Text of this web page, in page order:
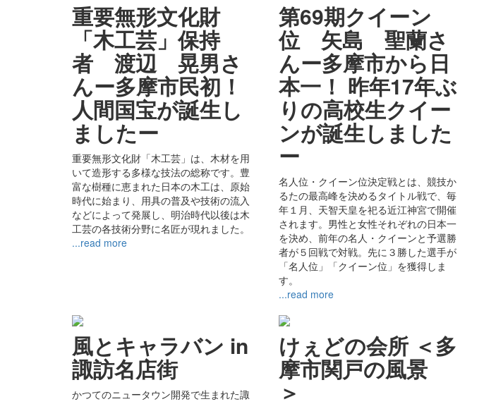
重要無形文化財
「木工芸」保持
者 渡辺 晃男さ
んー多摩市民初！
人間国宝が誕生し
ましたー
重要無形文化財「木工芸」は、木材を用
いて造形する多様な技法の総称です。豊
富な樹種に恵まれた日本の木工は、原始
時代に始まり、用具の普及や技術の流入
などによって発展し、明治時代以後は木
工芸の各技術分野に名匠が現れました。
...read more
第69期クイーン
位 矢島 聖蘭さ
んー多摩市から日
本一！ 昨年17年ぶ
りの高校生クイー
ンが誕生しました
ー
名人位・クイーン位決定戦とは、競技か
るたの最高峰を決めるタイトル戦で、毎
年１月、天智天皇を祀る近江神宮で開催
されます。男性と女性それぞれの日本一
を決め、前年の名人・クイーンと予選勝
者が５回戦で対戦。先に３勝した選手が
「名人位」「クイーン位」を獲得しま
す。
...read more
風とキャラバン in
諏訪名店街
かつてのニュータウン開発で生まれた諏
けぇどの会所 ＜多
摩市関戸の風景
＞